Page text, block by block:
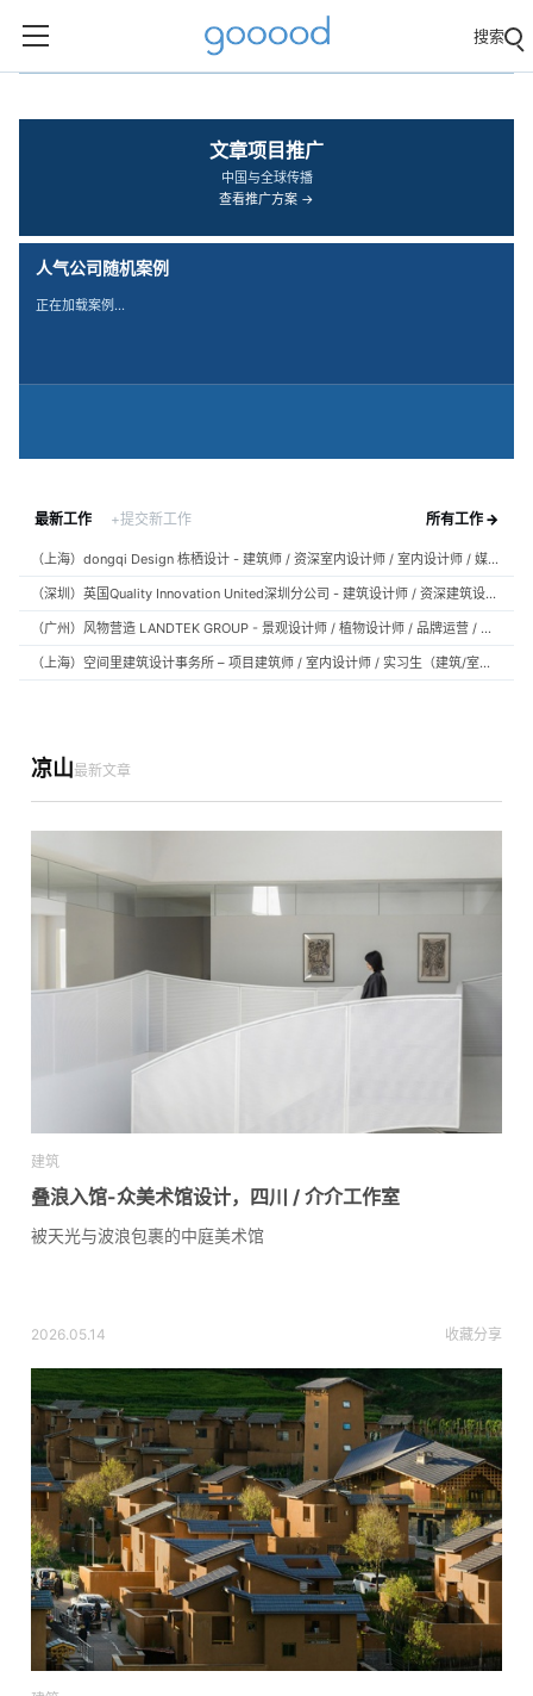
搜索
文章项目推广
中国与全球传播
查看推广方案 →
人气公司随机案例
正在加载案例…
最新工作 +提交新工作 所有工作 →
（上海）dongqi Design 栋栖设计 - 建筑师 / 资深室内设计师 / 室内设计师 / 媒体及公共关系主管 / 设计实习生（常年招聘）
（深圳）英国Quality Innovation United深圳分公司 - 建筑设计师 / 资深建筑设计师 / 室内设计师 / 设计实习生
（广州）风物营造 LANDTEK GROUP - 景观设计师 / 植物设计师 / 品牌运营 / 实习生
（上海）空间里建筑设计事务所 – 项目建筑师 / 室内设计师 / 实习生（建筑/室内）
凉山最新文章
建筑
叠浪入馆-众美术馆设计，四川 / 介介工作室
被天光与波浪包裹的中庭美术馆
2026.05.14 收藏分享